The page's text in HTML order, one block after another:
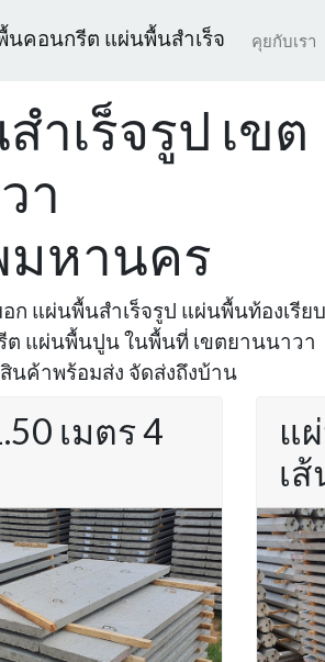
คอนกรีต แผ่นพื้นสำเร็จ คุยกับเรา
ำเร็จรูป เขต
า
มหานคร
ก แผ่นพื้นสำเร็จรูป แผ่นพื้นท้องเรีย
ต แผ่นพื้นปูน ในพื้นที่ เขตยานนาวา
นค้าพร้อมส่ง จัดส่งถึงบ้าน
เมตร 4
แ
เ